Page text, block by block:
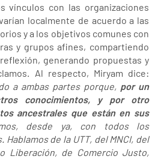
vínculos con las organizaciones
localmente de acuerdo a las
y a los objetivos comunes con
y grupos afines, compartiendo
generando propuestas y
Al respecto, Miryam dice:
a ambas partes porque, por un
conocimientos, y por otro
ancestrales que están en sus
desde ya, con todos los
de la UTT, del MNCI, del
Liberación, de Comercio Justo,